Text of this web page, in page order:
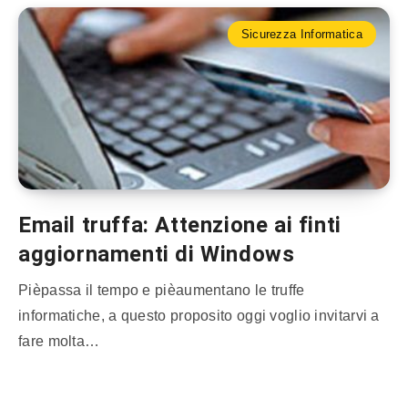
Sicurezza Informatica
Email truffa: Attenzione ai finti
aggiornamenti di Windows
Pièpassa il tempo e pièaumentano le truffe
informatiche, a questo proposito oggi voglio invitarvi a
fare molta…